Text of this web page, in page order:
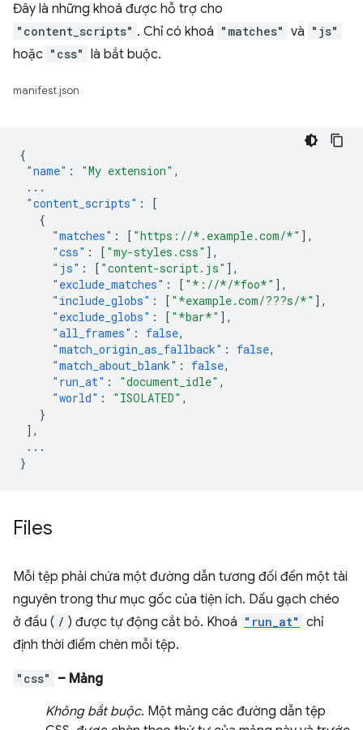
Đây là những khoá được hỗ trợ cho
"content_scripts" . Chỉ có khoá "matches" và "js"
hoặc "css" là bắt buộc.
manifest.json
{
"name" : "My extension" ,
...
"content_scripts" :
[
{
"matches" : [ "https://*.example.com/*" ],
"css" : [ "my-styles.css" ],
"js" : [ "content-script.js" ],
"exclude_matches" : [ "*://*/*foo*" ],
"include_globs" : [ "*example.com/???s/*" ],
"exclude_globs" : [ "*bar*" ],
"all_frames" : false,
"match_origin_as_fallback" : false,
"match_about_blank" : false,
"run_at" : "document_idle" ,
"world" : "ISOLATED" ,
}
],
...
}
Files
Mỗi tệp phải chứa một đường dẫn tương đối đến một tài
nguyên trong thư mục gốc của tiện ích. Dấu gạch chéo
ở đầu ( / ) được tự động cắt bỏ. Khoá "run_at" chỉ
định thời điểm chèn mỗi tệp.
"css"
– Mảng
Không bắt buộc. Một mảng các đường dẫn tệp